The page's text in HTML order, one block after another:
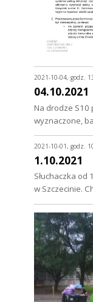
2021-10-04, godz.
04.10.2021
Na drodze S10
wyznaczone,
2021-10-01, godz.
1.10.2021
Słuchaczka
w Szczecinie.